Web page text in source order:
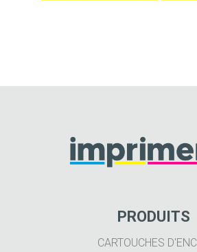
PRODUITS
CARTOUCHES